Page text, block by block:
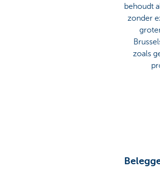
behoudt
zonder
zoals